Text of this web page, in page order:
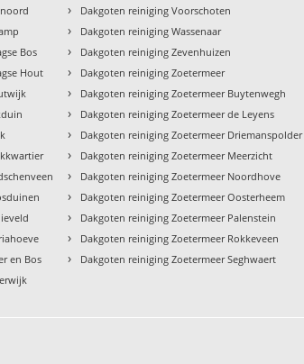
Bos
Hout
en Bos
› Dakgoten reiniging Voorschoten
› Dakgoten reiniging Wassenaar
› Dakgoten reiniging Zevenhuizen
› Dakgoten reiniging Zoetermeer
› Dakgoten reiniging Zoetermeer Buytenwegh
› Dakgoten reiniging Zoetermeer de Leyens
› Dakgoten reiniging Zoetermeer Driemanspolder
› Dakgoten reiniging Zoetermeer Meerzicht
› Dakgoten reiniging Zoetermeer Noordhove
› Dakgoten reiniging Zoetermeer Oosterheem
› Dakgoten reiniging Zoetermeer Palenstein
› Dakgoten reiniging Zoetermeer Rokkeveen
› Dakgoten reiniging Zoetermeer Seghwaert